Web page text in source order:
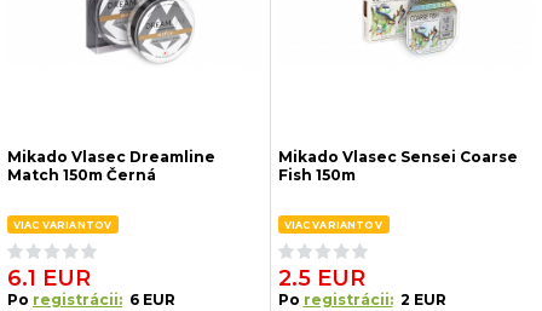
Mikado Vlasec Dreamline
Match 150m Černá
VIAC VARIANTOV
6.1 EUR
Po registrácii: 6 EUR
Mikado Vlasec Sensei Coarse
Fish 150m
VIAC VARIANTOV
2.5 EUR
Po registrácii: 2 EUR